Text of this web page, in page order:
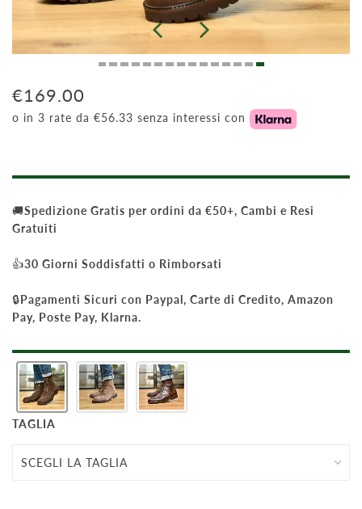
€169.00
o in 3 rate da €56.33 senza interessi con
🚚Spedizione Gratis per ordini da €50+, Cambi e Resi
Gratuiti
👍30 Giorni Soddisfatti o Rimborsati
🔒Pagamenti Sicuri con Paypal, Carte di Credito, Amazon
Pay, Poste Pay, Klarna.
TAGLIA